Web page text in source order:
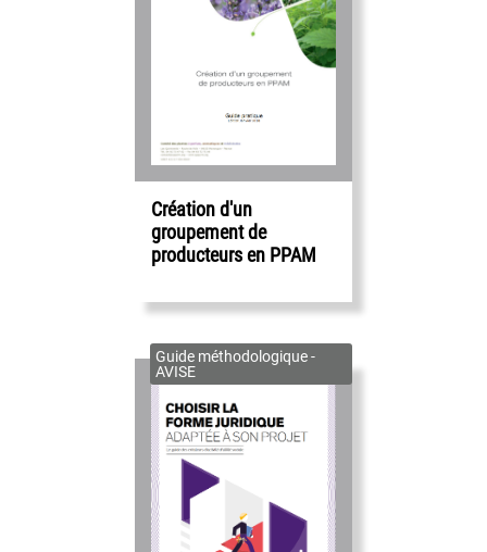
Création d'un
groupement de
producteurs en PPAM
Guide méthodologique -
AVISE